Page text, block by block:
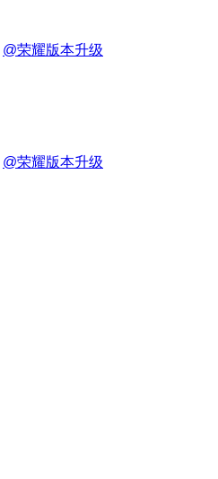
@荣耀版本升级
@荣耀版本升级